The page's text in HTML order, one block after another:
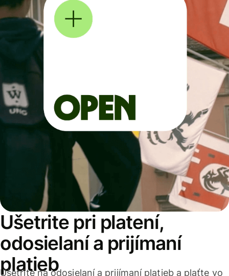
Ušetrite pri platení,
odosielaní a prijímaní
platieb
Ušetrite na odosielaní a prijímaní platieb a plaťte vo